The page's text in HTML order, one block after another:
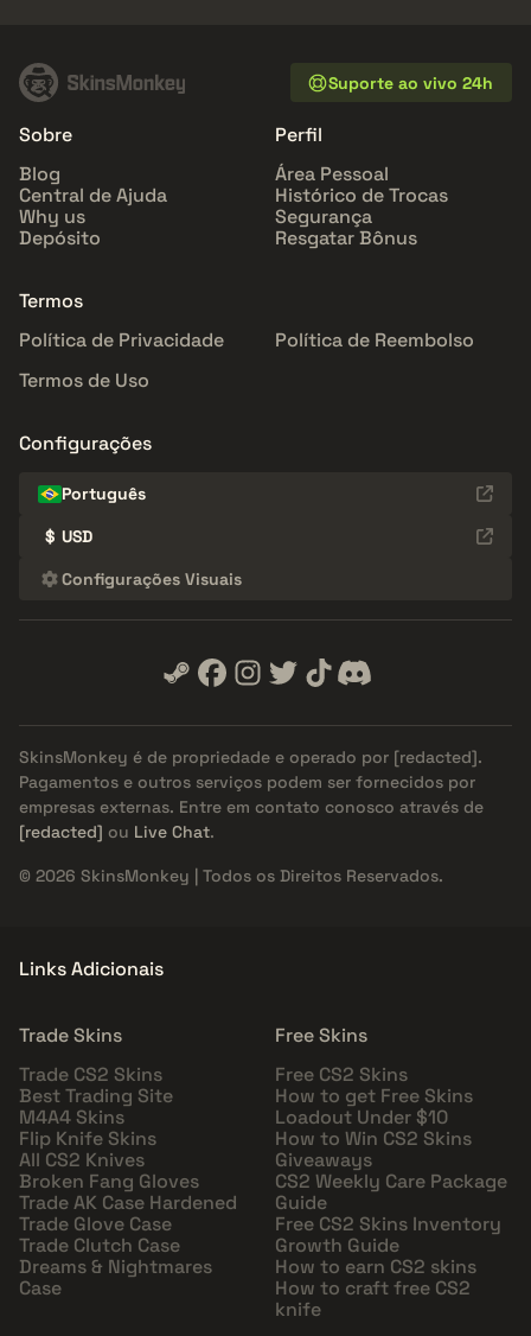
Suporte ao vivo 24h
Sobre
Blog
Central de Ajuda
Why us
Depósito
Perfil
Área Pessoal
Histórico de Trocas
Segurança
Resgatar Bônus
Termos
Política de Privacidade
Política de Reembolso
Termos de Uso
Configurações
Português
$ USD
Configurações Visuais
SkinsMonkey é de propriedade e operado por [redacted].
Pagamentos e outros serviços podem ser fornecidos por
empresas externas. Entre em contato conosco através de
[redacted] ou Live Chat.
© 2026 SkinsMonkey | Todos os Direitos Reservados.
Links Adicionais
Trade Skins
Trade CS2 Skins
Best Trading Site
M4A4 Skins
Flip Knife Skins
All CS2 Knives
Broken Fang Gloves
Trade AK Case Hardened
Trade Glove Case
Trade Clutch Case
Dreams & Nightmares
Case
Free Skins
Free CS2 Skins
How to get Free Skins
Loadout Under $10
How to Win CS2 Skins
Giveaways
CS2 Weekly Care Package
Guide
Free CS2 Skins Inventory
Growth Guide
How to earn CS2 skins
How to craft free CS2
knife